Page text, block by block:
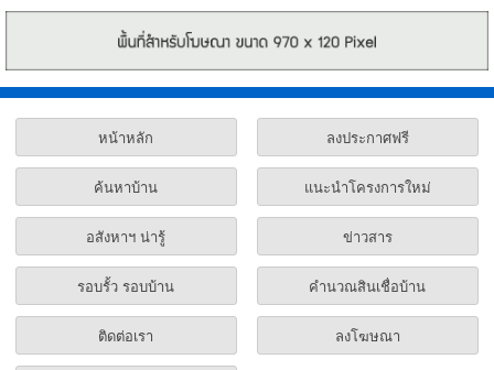
หน้าหลัก ลงประกาศฟรี
ค้นหาบ้าน แนะนำโครงการใหม่
อสังหาฯ น่ารู้ ข่าวสาร
รอบรั้ว รอบบ้าน คำนวณสินเชื่อบ้าน
ติดต่อเรา ลงโฆษณา